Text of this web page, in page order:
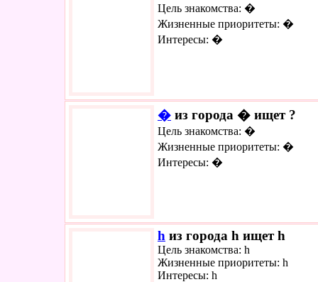
Цель знакомства: �
Жизненные приоритеты: �
Интересы: �
� из города � ищет ?
Цель знакомства: �
Жизненные приоритеты: �
Интересы: �
h из города h ищет h
Цель знакомства: h
Жизненные приоритеты: h
Интересы: h